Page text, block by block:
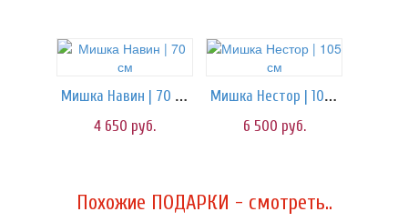
Мишка Навин | 70 см
4 650 руб.
Мишка Нестор | 105 см
6 500 руб.
Похожие ПОДАРКИ - смотреть..